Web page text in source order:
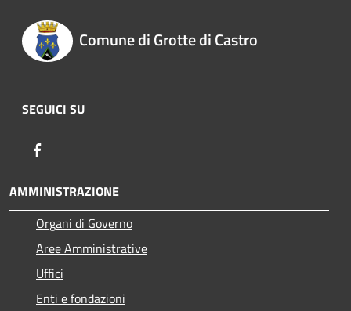
Comune di Grotte di Castro
SEGUICI SU
AMMINISTRAZIONE
Organi di Governo
Aree Amministrative
Uffici
Enti e fondazioni